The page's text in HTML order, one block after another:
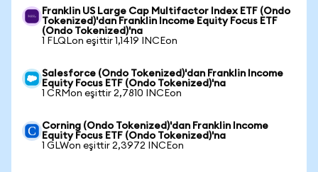
Franklin US Large Cap Multifactor Index ETF (Ondo
Tokenized)'dan Franklin Income Equity Focus ETF
(Ondo Tokenized)'na
1 FLQLon eşittir 1,1419 INCEon
Salesforce (Ondo Tokenized)'dan Franklin Income
Equity Focus ETF (Ondo Tokenized)'na
1 CRMon eşittir 2,7810 INCEon
Corning (Ondo Tokenized)'dan Franklin Income
Equity Focus ETF (Ondo Tokenized)'na
1 GLWon eşittir 2,3972 INCEon